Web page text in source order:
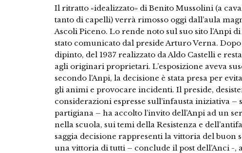
Il ritratto «idealizzato» di Benito Mussolini (a
tanto di capelli) verrà rimosso oggi dall’aula
Ascoli Piceno. Lo rende noto sul suo sito l’Anpi
stato comunicato dal preside Arturo Verna.
dipinto, del 1937 realizzato da Aldo Castelli e
agli originari proprietari. L’esposizione aveva
secondo l’Anpi, la decisione è stata presa per
gli animi e provocare incidenti. Il preside,
considerazioni espresse sull’infausta iniziativa –
partigiana – ha accolto l’invito dell’Anpi ad un
nella scuola, sui temi della Resistenza e
saggia decisione rappresenti la vittoria del buon
una vittoria di tutti – conclude il post dell’Anci -,